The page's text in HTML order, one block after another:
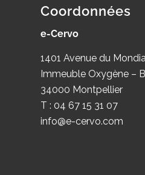
Coordonnées
e-Cervo
1401 Avenue du
Immeuble Oxygène – B
34000 Montpellier
T : 04 67 15 31 07
info@e-cervo.com